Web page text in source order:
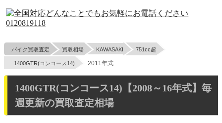
バイク買取査定 買取相場 KAWASAKI 751cc超
1400GTR(コンコース14) 2011年式
1400GTR(コンコース14)【2008～16年式】毎
週更新の買取査定相場